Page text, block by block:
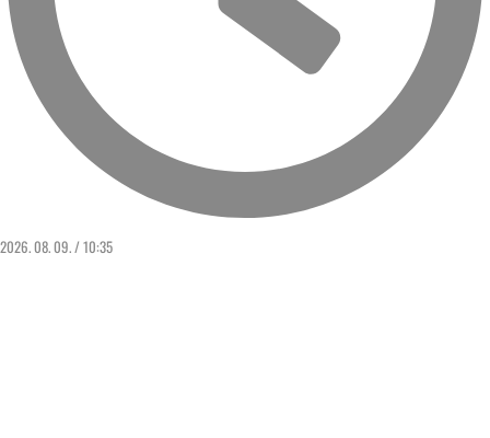
2026. 08. 09. / 10:35